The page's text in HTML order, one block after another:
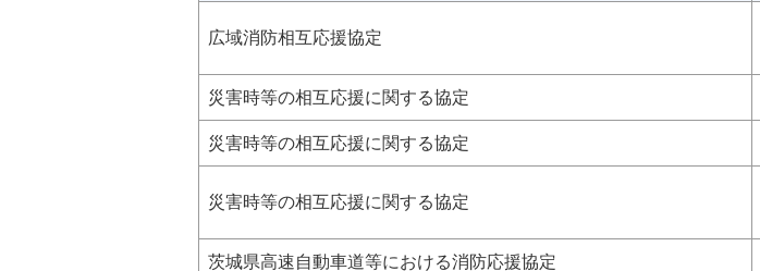
広域消防相互応援協定
災害時等の相互応援に関する協定
災害時等の相互応援に関する協定
災害時等の相互応援に関する協定
茨城県高速自動車道等における消防応援協定